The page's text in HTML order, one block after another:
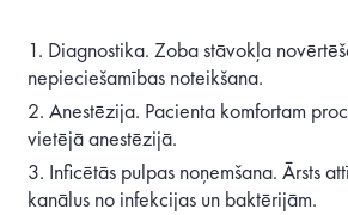
Diagnostika. Zoba stāvokļa
nepieciešamības noteikšana.
Anestēzija. Pacienta komfortam
vietējā anestēzijā.
Inficētās pulpas noņemšana. Ārsts
kanālus no infekcijas un baktērijām.